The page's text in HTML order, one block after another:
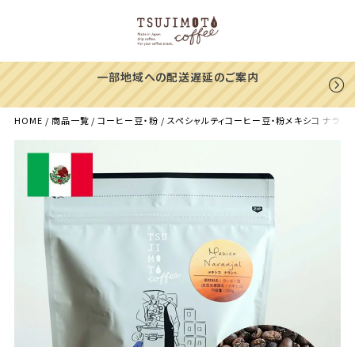
一部地域への配送遅延のご案内
HOME 商品一覧 コーヒー豆・粉 スペシャルティコーヒー豆・粉メキシコ